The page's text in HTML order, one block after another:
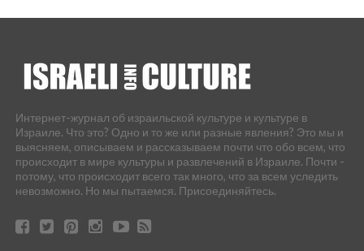
Интернет-журнал об израильской культуре и культуре в
Израиле. Что это? Одно и то же или разные явления? Это мы и
выясняем, описываем и рассказываем почти что обо всем, что
происходит в мире культуры и развлечений в Израиле. Почти -
потому, что происходит всего так много, что за всем уследить
невозможно. Но мы пытаемся. Присоединяйтесь.